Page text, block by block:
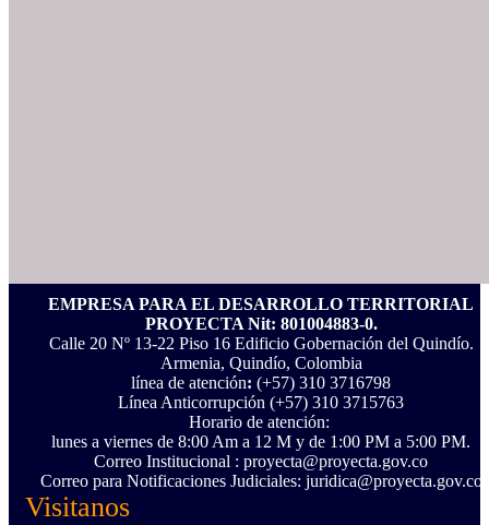
EMPRESA PARA EL DESARROLLO TERRITORIAL
PROYECTA Nit: 801004883-0.
Calle 20 Nº 13-22 Piso 16 Edificio Gobernación del Quindío.
Armenia, Quindío, Colombia
línea de atención: (+57) 310 3716798
Línea Anticorrupción ‪(+57) 310 3715763‬
Horario de atención:
lunes a viernes de 8:00 Am a 12 M y de 1:00 PM a 5:00 PM.
Correo Institucional : proyecta@proyecta.gov.co
Correo para Notificaciones Judiciales: juridica@proyecta.gov.co
Visitanos